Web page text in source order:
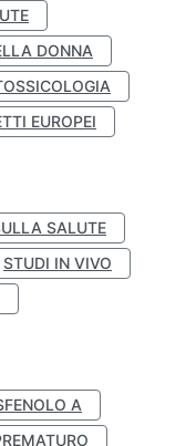
DONNA
EUROPEI
SALUTE
STUDI IN VIVO
A